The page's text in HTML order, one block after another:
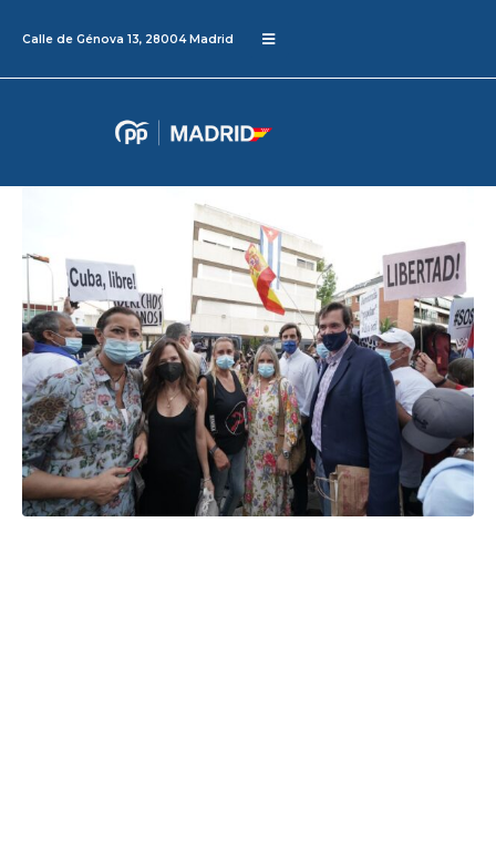
Calle de Génova 13, 28004 Madrid